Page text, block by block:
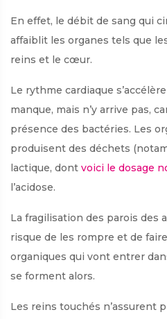
En effet, le débit de sang qui
affaiblit les organes tels que
reins et le cœur.
Le rythme cardiaque
manque, mais n’y arrive pas,
présence des bactéries. Les
produisent des déchets
lactique, dont voici le dosage
l’acidose.
La fragilisation des parois des
risque de les rompre et de
organiques qui vont entrer
se forment alors.
Les reins touchés n’assurent